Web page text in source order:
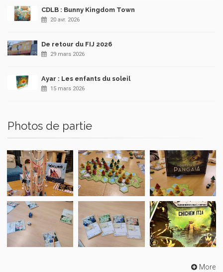
CDLB : Bunny Kingdom Town
20 avr. 2026
De retour du FIJ 2026
29 mars 2026
Ayar : Les enfants du soleil
15 mars 2026
Photos de partie
More